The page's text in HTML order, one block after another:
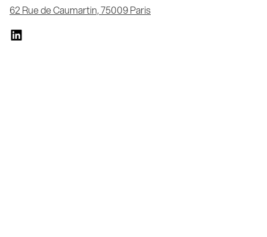
62 Rue de Caumartin, 75009 Paris